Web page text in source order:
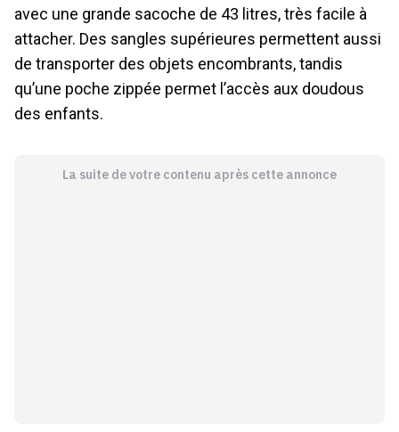
avec une grande sacoche de 43 litres, très facile à
attacher. Des sangles supérieures permettent aussi
de transporter des objets encombrants, tandis
qu’une poche zippée permet l’accès aux doudous
des enfants.
La suite de votre contenu après cette annonce